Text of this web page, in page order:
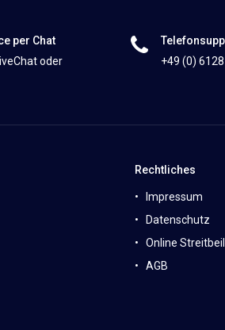
per Chat
oder
+49 (0)
Rechtliches
Impressum
Datenschutz
Online
AGB